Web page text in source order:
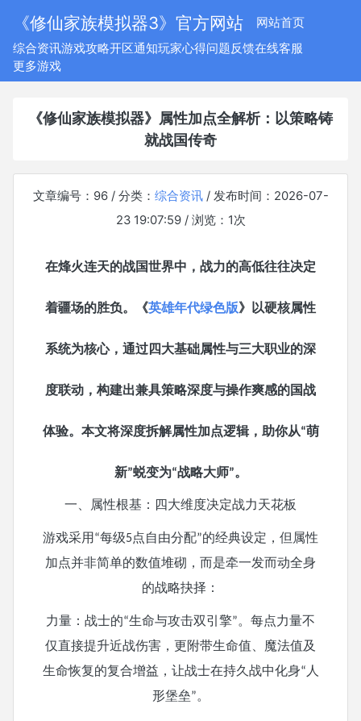
《修仙家族模拟器3》官方网站
网站首页
综合资讯游戏攻略开区通知玩家心得问题反馈在线客服
更多游戏
《修仙家族模拟器》属性加点全解析：以策略铸
就战国传奇
文章编号：96 / 分类： 综合资讯/ 发布时间：2026-07-
23 19:07:59 / 浏览： 1次
在烽火连天的战国世界中，战力的高低往往决定
着疆场的胜负。《英雄年代绿色版》以硬核属性
系统为核心，通过四大基础属性与三大职业的深
度联动，构建出兼具策略深度与操作爽感的国战
体验。本文将深度拆解属性加点逻辑，助你从“萌
新”蜕变为“战略大师”。
一、属性根基：四大维度决定战力天花板
游戏采用 “每级5点自由分配”的经典设定，但属性
加点并非简单的数值堆砌，而是牵一发而动全身
的战略抉择：
力量：战士的“生命与攻击双引擎”。每点力量不
仅直接提升近战伤害，更附带生命值、魔法值及
生命恢复的复合增益，让战士在持久战中化身“ 人
形堡垒”。